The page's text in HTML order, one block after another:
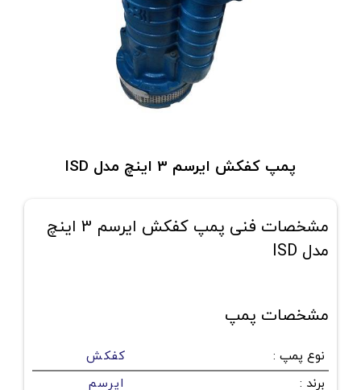
پمپ کفکش ایرسم 3 اینچ مدل ISD
مشخصات فنی پمپ کفکش ایرسم 3 اینچ
مدل ISD
مشخصات پمپ
نوع پمپ :
کفکش
برند : ایرسم